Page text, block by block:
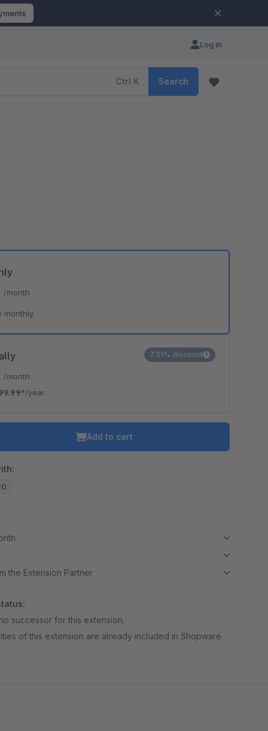
Log in
Ctrl K Search
/month
/year
7.31% discount
/month
monthly
Add to cart
the Extension Partner
successor for this extension.
of this extension are already included in Shopware